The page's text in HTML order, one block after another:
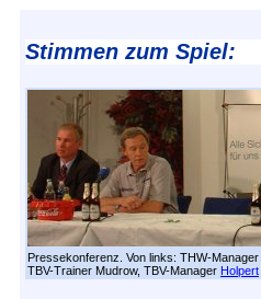
Stimmen zum Spiel:
Pressekonferenz. Von links: THW-Manager
TBV-Trainer Mudrow, TBV-Manager Holpert